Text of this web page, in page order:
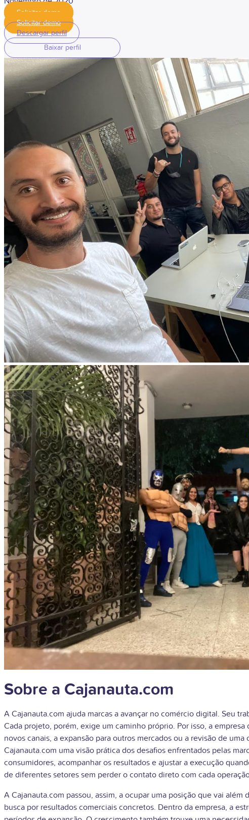
Solicitar demo
Solicitar demo
Descargar perfil
Baixar perfil
Sobre a Cajanauta.com
A Cajanauta.com ajuda marcas a avançar no comércio digital. Seu
Cada projeto, porém, exige um caminho próprio. Por isso, a
novos canais, a expansão para outros mercados ou a revisão de
Cajanauta.com uma visão prática dos desafios enfrentados pelas
consumidores, acompanhar os resultados e ajustar a execução
de diferentes setores sem perder o contato direto com cada
A Cajanauta.com passou, assim, a ocupar uma posição que vai
busca por resultados comerciais concretos. Dentro da empresa, a